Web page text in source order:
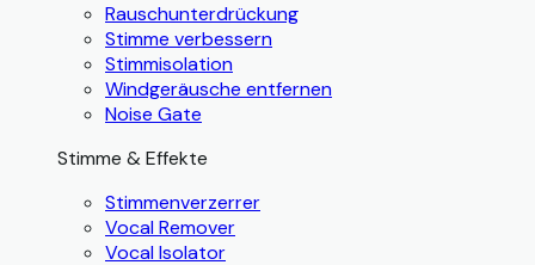
Rauschunterdrückung
Stimme verbessern
Stimmisolation
Windgeräusche entfernen
Noise Gate
Stimme & Effekte
Stimmenverzerrer
Vocal Remover
Vocal Isolator